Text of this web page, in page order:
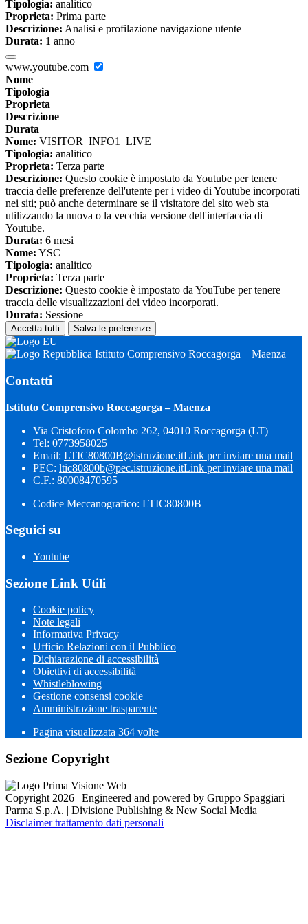
Tipologia: analitico
Proprieta: Prima parte
Descrizione: Analisi e profilazione navigazione utente
Durata: 1 anno
www.youtube.com
Nome
Tipologia
Proprieta
Descrizione
Durata
Nome: VISITOR_INFO1_LIVE
Tipologia: analitico
Proprieta: Terza parte
Descrizione: Questo cookie è impostato da Youtube per tenere
traccia delle preferenze dell'utente per i video di Youtube incorporati
nei siti; può anche determinare se il visitatore del sito web sta
utilizzando la nuova o la vecchia versione dell'interfaccia di
Youtube.
Durata: 6 mesi
Nome: YSC
Tipologia: analitico
Proprieta: Terza parte
Descrizione: Questo cookie è impostato da YouTube per tenere
traccia delle visualizzazioni dei video incorporati.
Durata: Sessione
Accetta tutti Salva le preferenze
Istituto Comprensivo Roccagorga – Maenza
Contatti
Istituto Comprensivo Roccagorga – Maenza
Via Cristoforo Colombo 262, 04010 Roccagorga (LT)
Tel: 0773958025
Email: LTIC80800B@istruzione.itLink per inviare una mail
PEC: ltic80800b@pec.istruzione.itLink per inviare una mail
C.F.: 80008470595
Codice Meccanografico: LTIC80800B
Seguici su
Youtube
Sezione Link Utili
Cookie policy
Note legali
Informativa Privacy
Ufficio Relazioni con il Pubblico
Dichiarazione di accessibilità
Obiettivi di accessibilità
Whistleblowing
Gestione consensi cookie
Amministrazione trasparente
Pagina visualizzata 364 volte
Sezione Copyright
Copyright 2026 | Engineered and powered by Gruppo Spaggiari
Parma S.p.A. | Divisione Publishing & New Social Media
Disclaimer trattamento dati personali